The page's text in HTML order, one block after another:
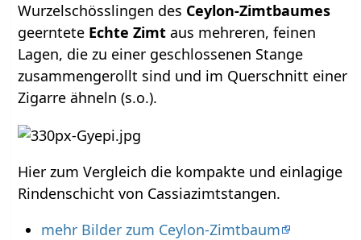
Wurzelschösslingen des Ceylon-Zimtbaumes
geerntete Echte Zimt aus mehreren, feinen
Lagen, die zu einer geschlossenen Stange
zusammengerollt sind und im Querschnitt einer
Zigarre ähneln (s.o.).
Hier zum Vergleich die kompakte und einlagige
Rindenschicht von Cassiazimtstangen.
mehr Bilder zum Ceylon-Zimtbaum